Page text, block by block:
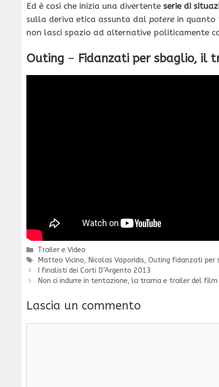
Ed è così che inizia una divertente serie di
sulla deriva etica assunta dal potere in quanto
non lasci spazio ad alternative politicamente
Outing – Fidanzati per sbaglio, il
Categorie
Trailer e Video
Tag
Matteo Vicino, Nicolas Vaporidis,Outing fidanzati per
I finalisti dei Corti D’Argento 2013
Non ci indurre in tentazione, la trama e trailer del film
Lascia un commento